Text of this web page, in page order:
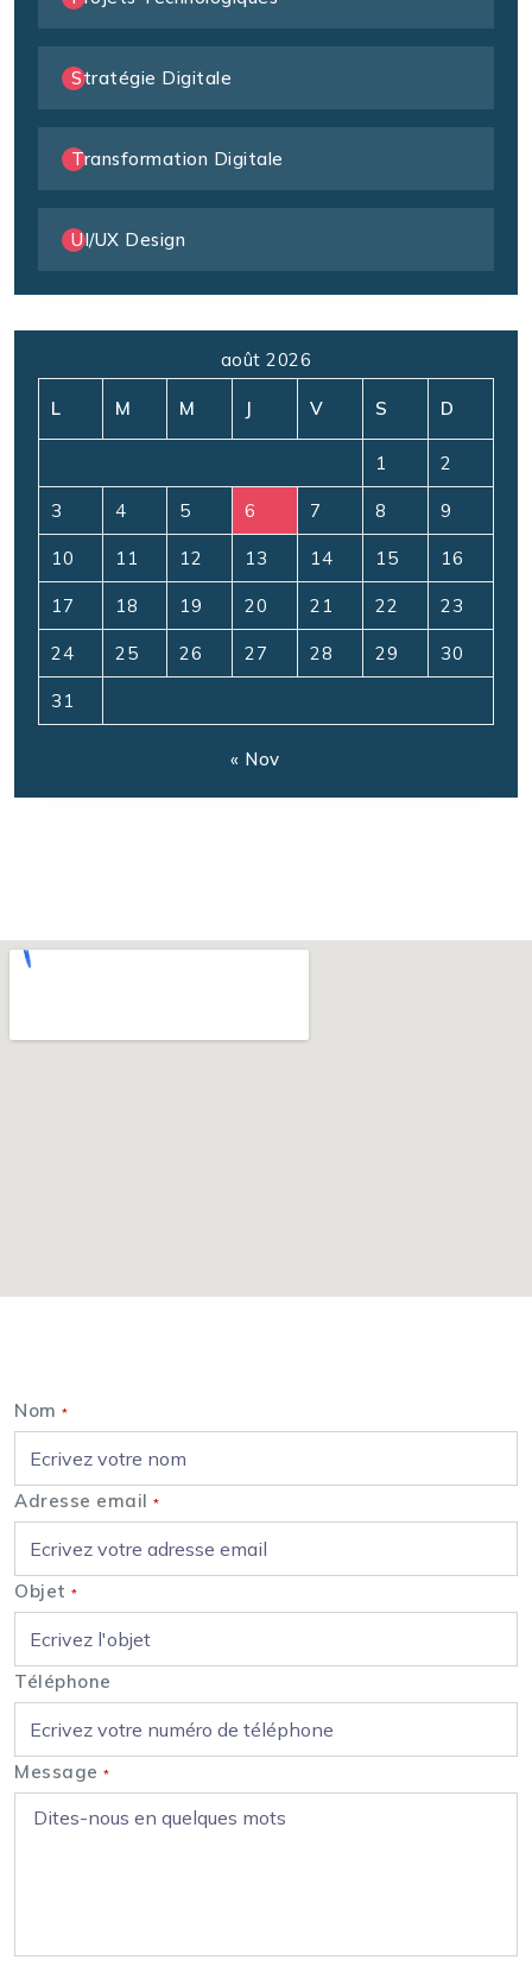
Stratégie Digitale
Transformation Digitale
UI/UX Design
août 2026
L M M J V S D
1 2
3 4 5 6 7 8 9
10 11 12 13 14 15 16
17 18 19 20 21 22 23
24 25 26 27 28 29 30
31
« Nov
Nom *
Adresse email *
Objet *
Téléphone
Message *